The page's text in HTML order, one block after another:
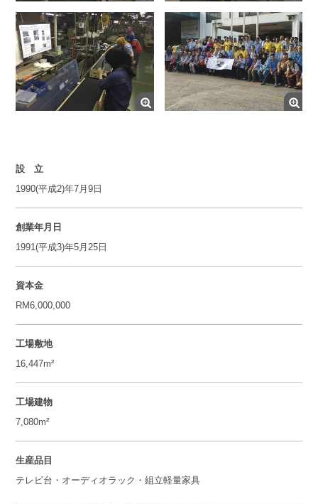
設 立
1990(平成2)年7月9日
創業年月日
1991(平成3)年5月25日
資本金
RM6,000,000
工場敷地
16,447m²
工場建物
7,080m²
生産品目
テレビ台・オーディオラック・組立軽量家具